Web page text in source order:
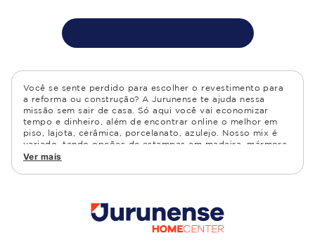
Você se sente perdido para escolher o revestimento para
a reforma ou construção? A Jurunense te ajuda nessa
missão sem sair de casa. Só aqui você vai economizar
tempo e dinheiro, além de encontrar online o melhor em
piso, lajota, cerâmica, porcelanato, azulejo. Nosso mix é
variado, tendo opções de estampas em madeira, mármore,
granito, cimento, geométrico, e muito mais Confira as
cozinha, quarto, sala de estar.
Ver mais